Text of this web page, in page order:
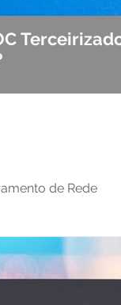
de Rede
Tecnologia